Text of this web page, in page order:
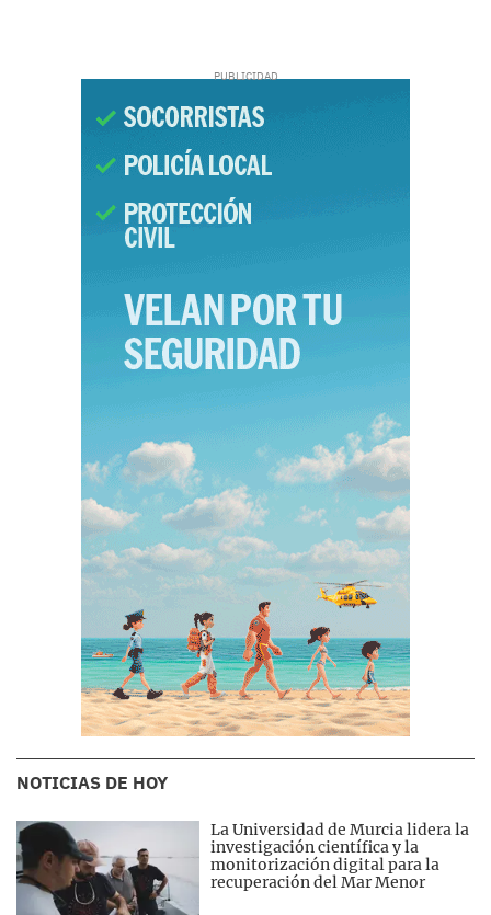
NOTICIAS DE HOY
La Universidad de Murcia lidera la
investigación científica y la
monitorización digital para la
recuperación del Mar Menor